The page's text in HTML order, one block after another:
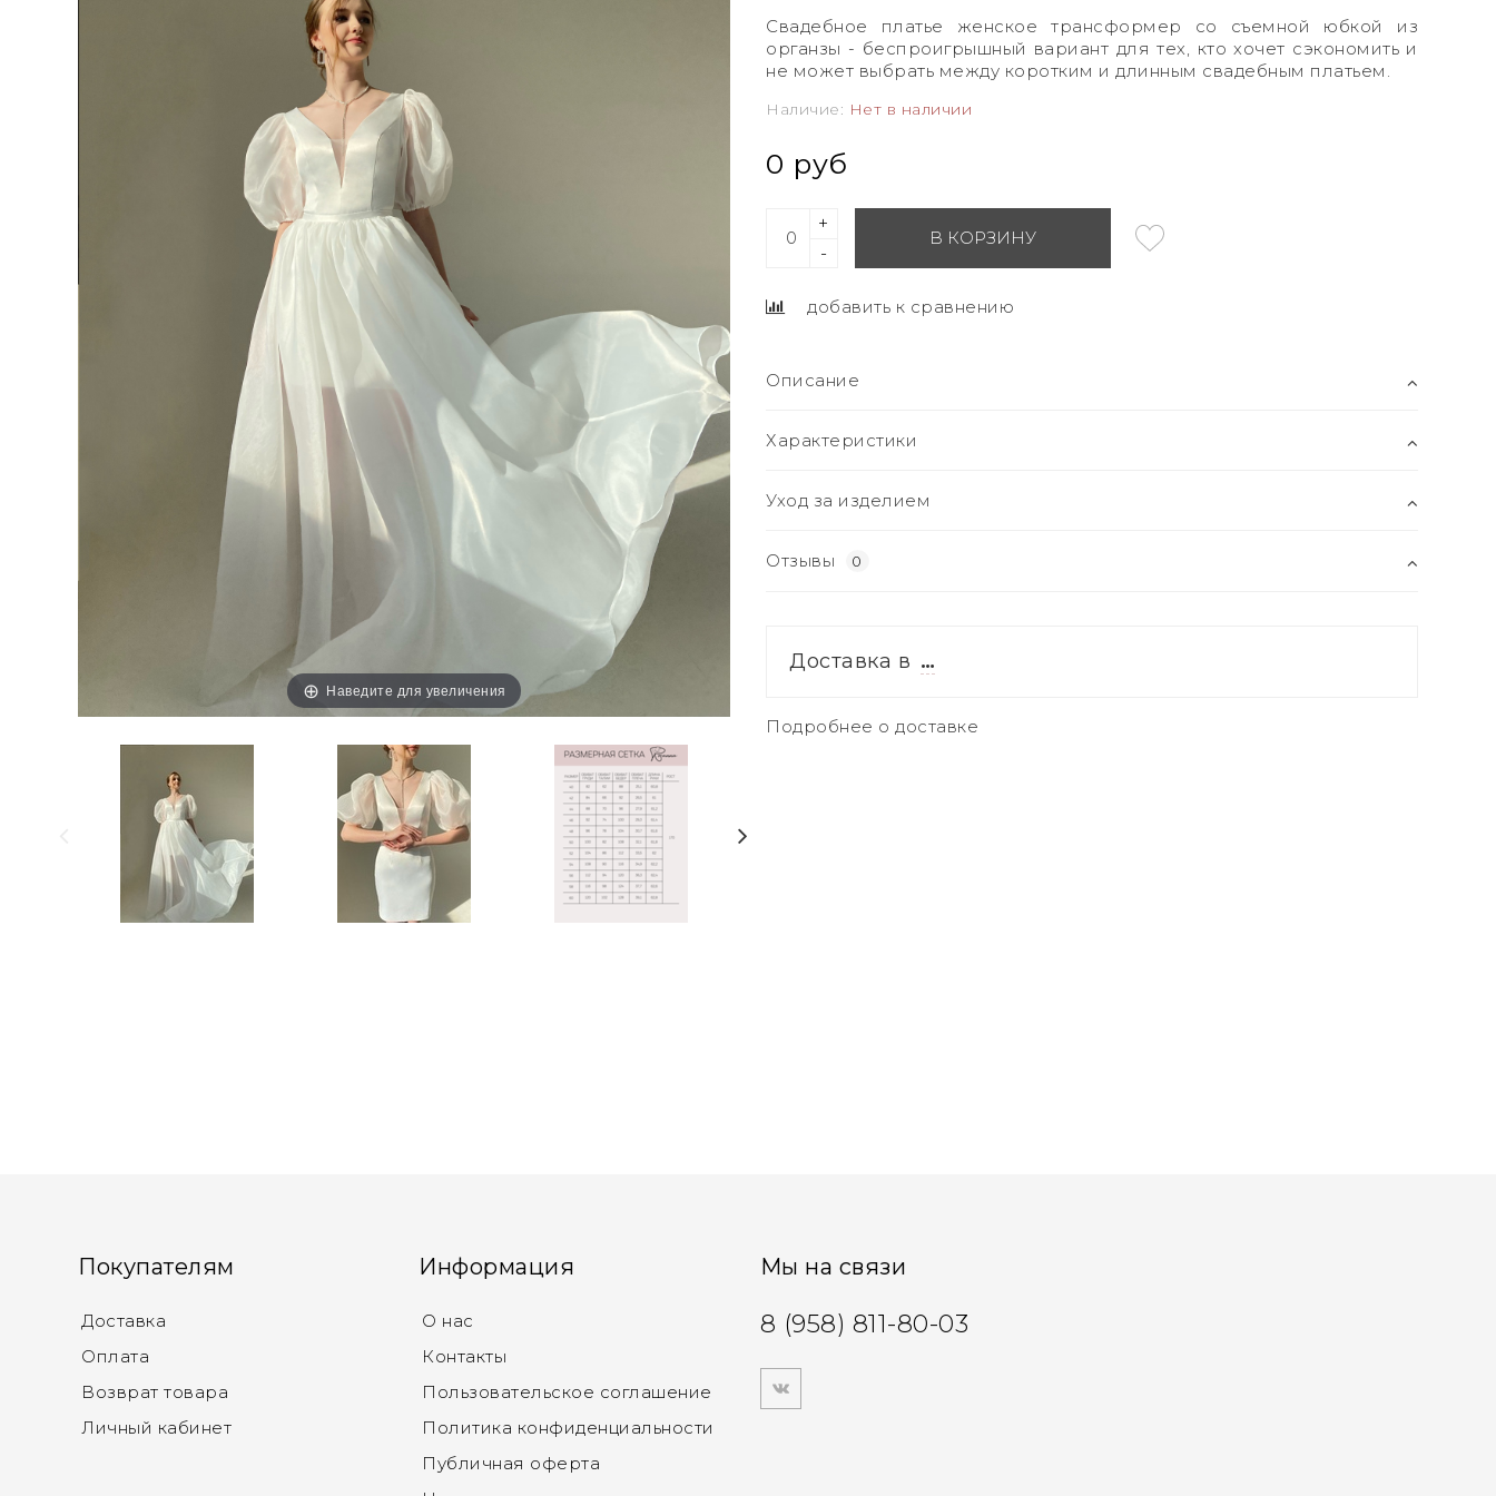
Наведите для увеличения
Свадебное платье женское трансформер со съемной юбкой из
органзы - беспроигрышный вариант для тех, кто хочет сэкономить и
не может выбрать между коротким и длинным свадебным платьем.
Наличие: Нет в наличии
0 руб
-
+
В КОРЗИНУ
добавить к сравнению
Описание
Характеристики
Уход за изделием
Отзывы 0
Доставка в …
Подробнее о доставке
Покупателям
Доставка
Оплата
Возврат товара
Личный кабинет
Информация
О нас
Контакты
Пользовательское соглашение
Политика конфиденциальности
Публичная оферта
Мы на связи
8 (958) 811-80-03